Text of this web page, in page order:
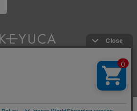
Co., Ltd. All Rights Reserved.